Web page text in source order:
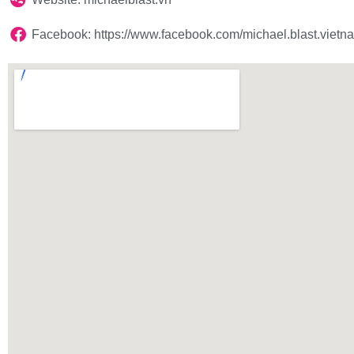
Facebook: https://www.facebook.com/